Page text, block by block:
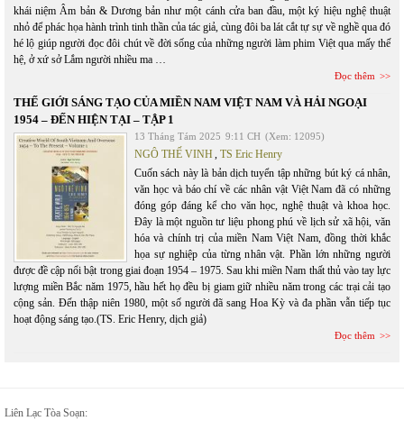
khái niệm Âm bản & Dương bản như một cánh cửa ban đầu, một ký hiệu nghệ thuật
nhỏ để phác họa hành trình tinh thần của tác giả, cùng đôi ba lát cắt tự sự về nghề qua đó
hé lộ giúp người đọc đôi chút về đời sống của những người làm phim Việt qua mấy thế
hệ, ở xứ sở Lắm người nhiều ma …
Đọc thêm
THẾ GIỚI SÁNG TẠO CỦA MIỀN NAM VIỆT NAM VÀ HẢI NGOẠI
1954 – ĐẾN HIỆN TẠI – TẬP 1
13 Tháng Tám 2025 9:11 CH (Xem: 12095)
NGÔ THẾ VINH, TS Eric Henry
Cuốn sách này là bản dịch tuyển tập những bút ký cá nhân,
văn học và báo chí về các nhân vật Việt Nam đã có những
đóng góp đáng kể cho văn học, nghệ thuật và khoa học.
Đây là một nguồn tư liệu phong phú về lịch sử xã hội, văn
hóa và chính trị của miền Nam Việt Nam, đồng thời khắc
họa sự nghiệp của từng nhân vật. Phần lớn những người
được đề cập nổi bật trong giai đoạn 1954 – 1975. Sau khi miền Nam thất thủ vào tay lực
lượng miền Bắc năm 1975, hầu hết họ đều bị giam giữ nhiều năm trong các trại cải tạo
cộng sản. Đến thập niên 1980, một số người đã sang Hoa Kỳ và đa phần vẫn tiếp tục
hoạt động sáng tạo.(TS. Eric Henry, dịch giả)
Đọc thêm
Liên Lạc Tòa Soạn: